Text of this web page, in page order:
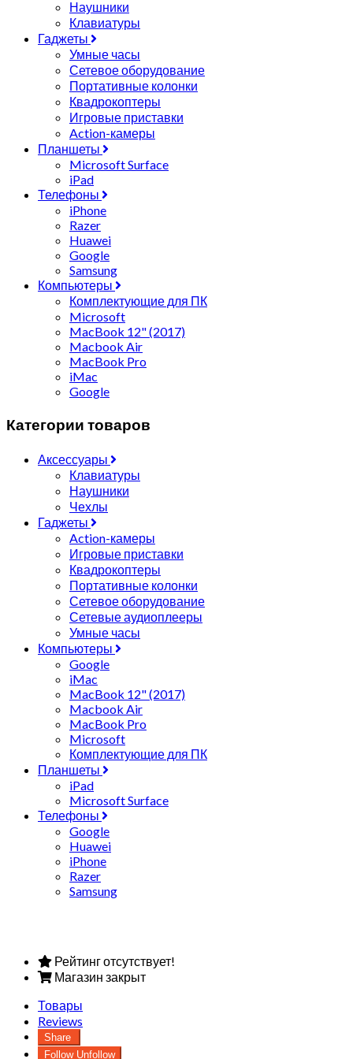
Наушники
Клавиатуры
Гаджеты
Умные часы
Сетевое оборудование
Портативные колонки
Квадрокоптеры
Игровые приставки
Action-камеры
Планшеты
Microsoft Surface
iPad
Телефоны
iPhone
Razer
Huawei
Google
Samsung
Компьютеры
Комплектующие для ПК
Microsoft
MacBook 12" (2017)
Macbook Air
MacBook Pro
iMac
Google
Категории товаров
Аксессуары
Клавиатуры
Наушники
Чехлы
Гаджеты
Action-камеры
Игровые приставки
Квадрокоптеры
Портативные колонки
Сетевое оборудование
Сетевые аудиоплееры
Умные часы
Компьютеры
Google
iMac
MacBook 12" (2017)
Macbook Air
MacBook Pro
Microsoft
Комплектующие для ПК
Планшеты
iPad
Microsoft Surface
Телефоны
Google
Huawei
iPhone
Razer
Samsung
Рейтинг отсутствует!
Магазин закрыт
Товары
Reviews
Share
Follow Unfollow